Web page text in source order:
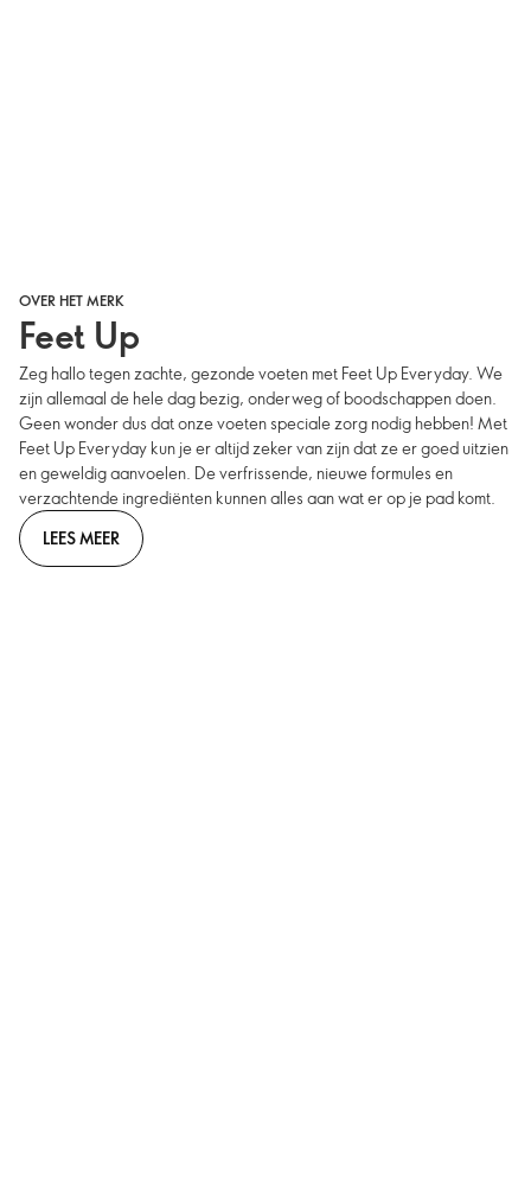
OVER HET MERK
Feet Up
Zeg hallo tegen zachte, gezonde voeten met Feet Up Everyday. We
zijn allemaal de hele dag bezig, onderweg of boodschappen doen.
Geen wonder dus dat onze voeten speciale zorg nodig hebben! Met
Feet Up Everyday kun je er altijd zeker van zijn dat ze er goed uitzien
en geweldig aanvoelen. De verfrissende, nieuwe formules en
verzachtende ingrediënten kunnen alles aan wat er op je pad komt.
LEES MEER